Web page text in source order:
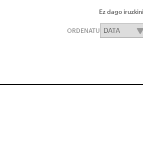
Ez dago
ORDENATU